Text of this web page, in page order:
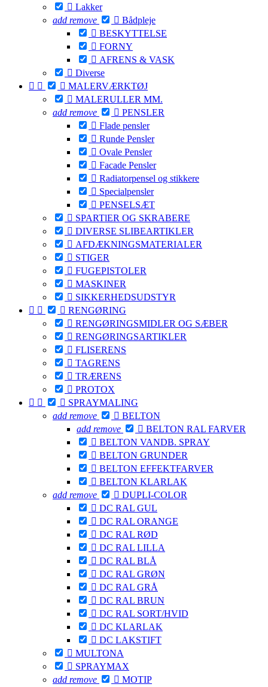
 Lakker
add remove  Bådpleje
 BESKYTTELSE
 FORNY
 AFRENS & VASK
 Diverse
   MALERVÆRKTØJ
 MALERULLER MM.
add remove  PENSLER
 Flade pensler
 Runde Pensler
 Ovale Pensler
 Facade Pensler
 Radiatorpensel og stikkere
 Specialpensler
 PENSELSÆT
 SPARTlER OG SKRABERE
 DIVERSE SLIBEARTIKLER
 AFDÆKNINGSMATERIALER
 STIGER
 FUGEPISTOLER
 MASKINER
 SIKKERHEDSUDSTYR
   RENGØRING
 RENGØRINGSMIDLER OG SÆBER
 RENGØRINGSARTIKLER
 FLISERENS
 TAGRENS
 TRÆRENS
 PROTOX
   SPRAYMALING
add remove  BELTON
add remove  BELTON RAL FARVER
 BELTON VANDB. SPRAY
 BELTON GRUNDER
 BELTON EFFEKTFARVER
 BELTON KLARLAK
add remove  DUPLI-COLOR
 DC RAL GUL
 DC RAL ORANGE
 DC RAL RØD
 DC RAL LILLA
 DC RAL BLÅ
 DC RAL GRØN
 DC RAL GRÅ
 DC RAL BRUN
 DC RAL SORT/HVID
 DC KLARLAK
 DC LAKSTIFT
 MULTONA
 SPRAYMAX
add remove  MOTIP